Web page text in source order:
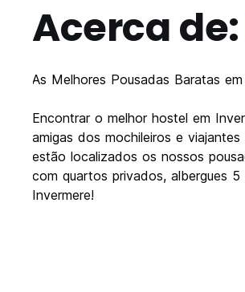
Acerca de:
As Melhores Pousadas Baratas
Encontrar o melhor hostel em
amigas dos mochileiros e
estão localizados os nossos
com quartos privados, albergues
Invermere!